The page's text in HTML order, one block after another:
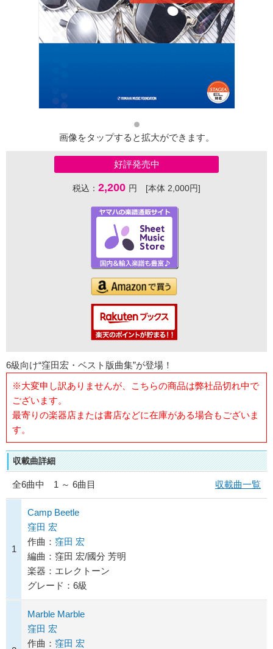
画像をタップすると拡大ができます。
好評発売中
税込： 2,200 円 [本体 2,000円]
6級向け“窪田宏・ベスト版曲集”が登場！
※大変申し訳ありませんが、こちらの商品は弊社品切れ中で
ございます。
最寄りの楽器店または書店などに在庫がある場合もございま
す。
収載曲詳細
全6曲中 1 ～ 6曲目 収載曲一覧
1
Camp Beetle
窪田 宏
作曲： 窪田 宏
編曲：窪田 宏/國分 芳明
楽器：エレクトーン
グレード：6級
Marble Marble
窪田 宏
作曲： 窪田 宏